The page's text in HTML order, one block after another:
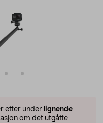
etter under lignende
om det utgåtte